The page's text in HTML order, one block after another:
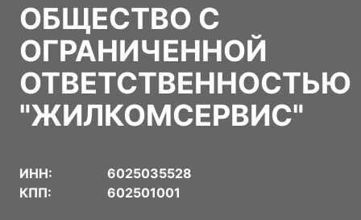
ОБЩЕСТВО С
ОГРАНИЧЕННОЙ
ОТВЕТСТВЕННОСТЬЮ
"ЖИЛКОМСЕРВИС"
ИНН:
6025035528
КПП:
602501001